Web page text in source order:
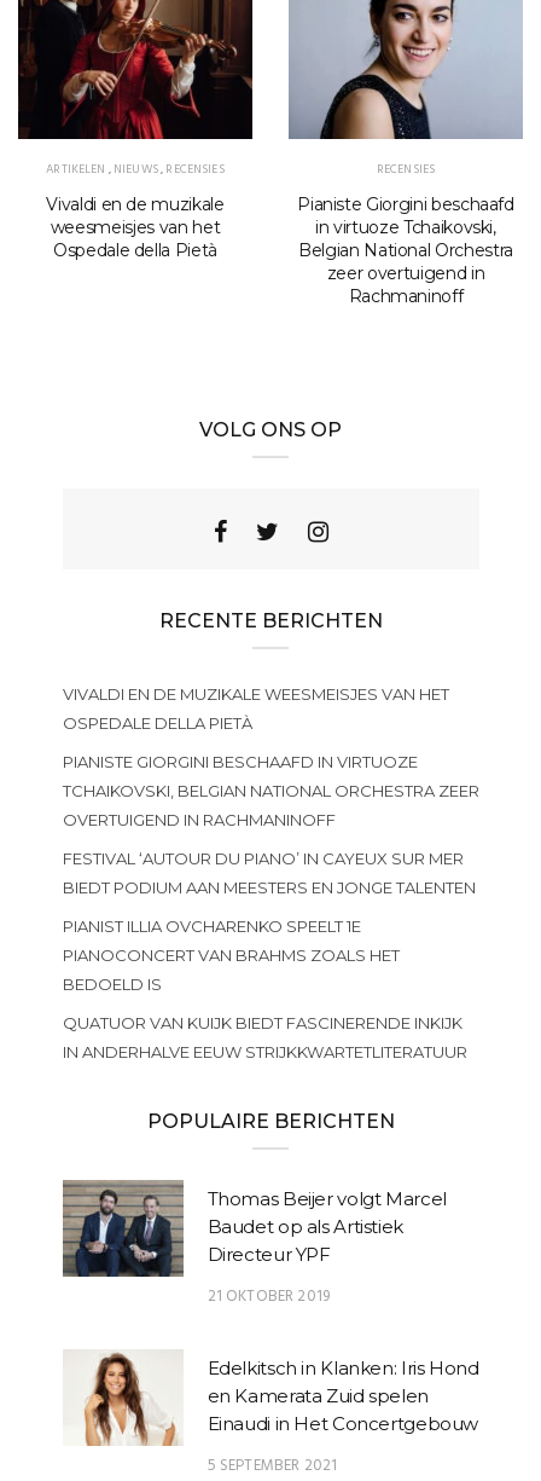
ARTIKELEN ,NIEUWS,RECENSIES
Vivaldi en de muzikale
weesmeisjes van het
Ospedale della Pietà
RECENSIES
Pianiste Giorgini beschaafd
in virtuoze Tchaikovski,
Belgian National Orchestra
zeer overtuigend in
Rachmaninoff
VOLG ONS OP
RECENTE BERICHTEN
VIVALDI EN DE MUZIKALE WEESMEISJES VAN HET
OSPEDALE DELLA PIETÀ
PIANISTE GIORGINI BESCHAAFD IN VIRTUOZE
TCHAIKOVSKI, BELGIAN NATIONAL ORCHESTRA ZEER
OVERTUIGEND IN RACHMANINOFF
FESTIVAL ‘AUTOUR DU PIANO’ IN CAYEUX SUR MER
BIEDT PODIUM AAN MEESTERS EN JONGE TALENTEN
PIANIST ILLIA OVCHARENKO SPEELT 1E
PIANOCONCERT VAN BRAHMS ZOALS HET
BEDOELD IS
QUATUOR VAN KUIJK BIEDT FASCINERENDE INKIJK
IN ANDERHALVE EEUW STRIJKKWARTETLITERATUUR
POPULAIRE BERICHTEN
Thomas Beijer volgt Marcel
Baudet op als Artistiek
Directeur YPF
21 OKTOBER 2019
Edelkitsch in Klanken: Iris Hond
en Kamerata Zuid spelen
Einaudi in Het Concertgebouw
5 SEPTEMBER 2021